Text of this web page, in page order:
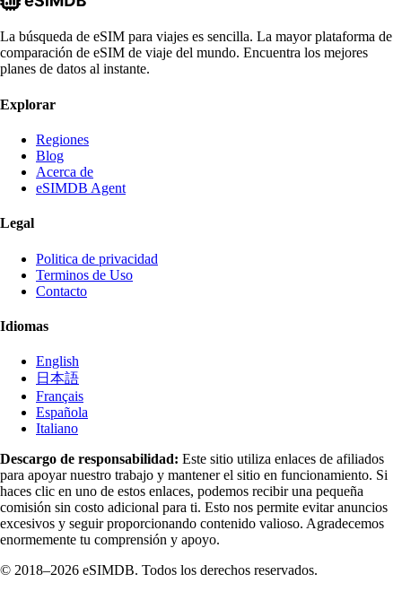
La búsqueda de eSIM para viajes es sencilla. La mayor plataforma de
comparación de eSIM de viaje del mundo. Encuentra los mejores
planes de datos al instante.
Explorar
Regiones
Blog
Acerca de
eSIMDB Agent
Legal
Politica de privacidad
Terminos de Uso
Contacto
Idiomas
English
日本語
Français
Española
Italiano
Descargo de responsabilidad: Este sitio utiliza enlaces de afiliados
para apoyar nuestro trabajo y mantener el sitio en funcionamiento. Si
haces clic en uno de estos enlaces, podemos recibir una pequeña
comisión sin costo adicional para ti. Esto nos permite evitar anuncios
excesivos y seguir proporcionando contenido valioso. Agradecemos
enormemente tu comprensión y apoyo.
© 2018–2026 eSIMDB. Todos los derechos reservados.